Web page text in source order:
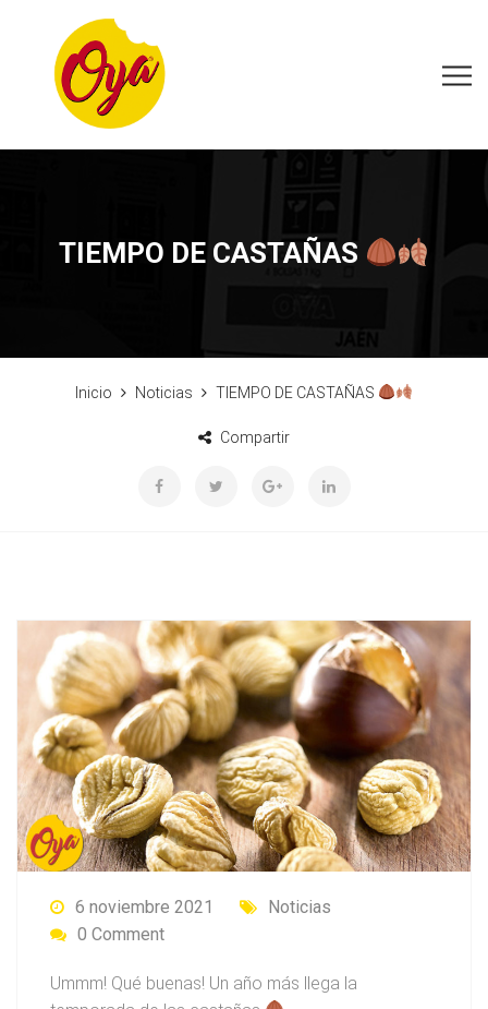
TIEMPO DE CASTAÑAS
Inicio Noticias TIEMPO DE CASTAÑAS
Compartir
6 noviembre 2021
Noticias
0 Comment
Ummm! Qué buenas! Un año más llega la